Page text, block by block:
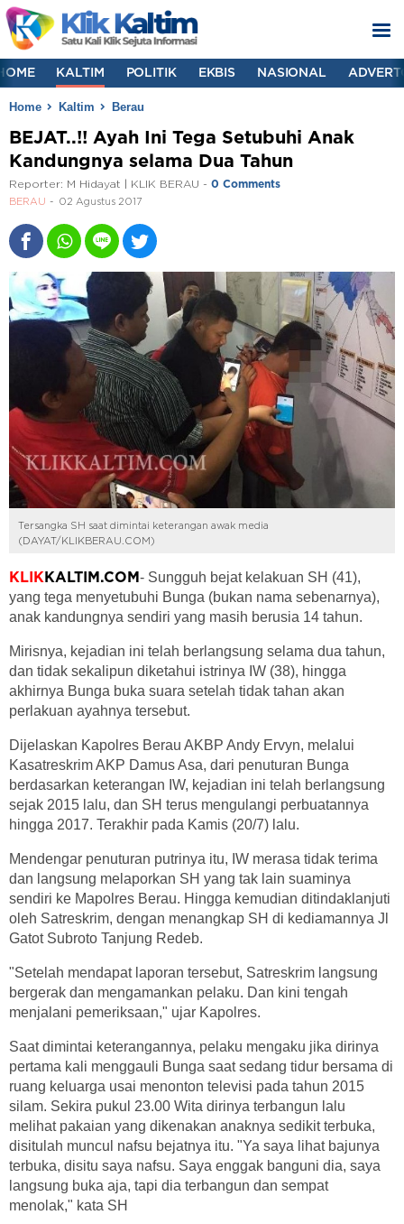
KALTIM POLITIK EKBIS NASIONAL
Home Kaltim Berau
BEJAT..!! Ayah Ini Tega Setubuhi Anak
Kandungnya selama Dua Tahun
Reporter: M Hidayat | KLIK BERAU - 0 Comments
BERAU 02 Agustus 2017
Tersangka SH saat dimintai keterangan awak media
(DAYAT/KLIKBERAU.COM)
KLIK KALTIM.COM- Sungguh bejat kelakuan SH (41),
yang tega menyetubuhi Bunga (bukan nama sebenarnya),
anak kandungnya sendiri yang masih berusia 14 tahun.
Mirisnya, kejadian ini telah berlangsung selama dua tahun,
dan tidak sekalipun diketahui istrinya IW (38), hingga
akhirnya Bunga buka suara setelah tidak tahan akan
perlakuan ayahnya tersebut.
Dijelaskan Kapolres Berau AKBP Andy Ervyn, melalui
Kasatreskrim AKP Damus Asa, dari penuturan Bunga
berdasarkan keterangan IW, kejadian ini telah berlangsung
sejak 2015 lalu, dan SH terus mengulangi perbuatannya
hingga 2017. Terakhir pada Kamis (20/7) lalu.
Mendengar penuturan putrinya itu, IW merasa tidak terima
dan langsung melaporkan SH yang tak lain suaminya
sendiri ke Mapolres Berau. Hingga kemudian ditindaklanjuti
oleh Satreskrim, dengan menangkap SH di kediamannya Jl
Gatot Subroto Tanjung Redeb.
"Setelah mendapat laporan tersebut, Satreskrim langsung
bergerak dan mengamankan pelaku. Dan kini tengah
menjalani pemeriksaan," ujar Kapolres.
Saat dimintai keterangannya, pelaku mengaku jika dirinya
pertama kali menggauli Bunga saat sedang tidur bersama di
ruang keluarga usai menonton televisi pada tahun 2015
silam. Sekira pukul 23.00 Wita dirinya terbangun lalu
melihat pakaian yang dikenakan anaknya sedikit terbuka,
disitulah muncul nafsu bejatnya itu. "Ya saya lihat bajunya
terbuka, disitu saya nafsu. Saya enggak banguni dia, saya
langsung buka aja, tapi dia terbangun dan sempat
menolak," kata SH